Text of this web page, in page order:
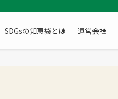
SDGsの知恵袋とは 運営会社